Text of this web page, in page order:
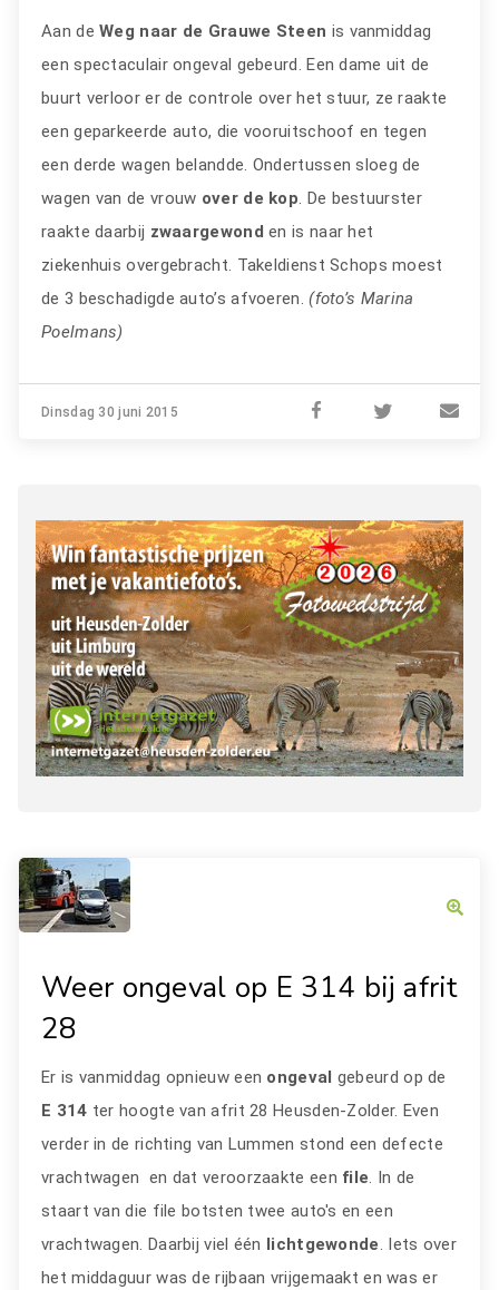
Aan deWeg naar de Grauwe Steen is vanmiddag
een spectaculair ongeval gebeurd. Een dame uit de
buurt verloor er de controle over het stuur, ze raakte
een geparkeerde auto, die vooruitschoof en tegen
een derde wagen belandde. Ondertussen sloeg de
wagen van de vrouw over de kop. De bestuurster
raakte daarbij zwaargewonden is naar het
ziekenhuis overgebracht. Takeldienst Schops moest
de 3 beschadigde auto’s afvoeren.(foto’s Marina
Poelmans)
Dinsdag 30 juni 2015
Weer ongeval op E 314 bij afrit
28
Er is vanmiddag opnieuw een ongeval gebeurd op de
E 314 ter hoogte van afrit 28 Heusden-Zolder. Even
verder in de richting van Lummen stond een defecte
vrachtwagen en dat veroorzaakte een file. In de
staart van die file botsten twee auto's en een
vrachtwagen. Daarbij viel één lichtgewonde. Iets over
het middaguur was de rijbaan vrijgemaakt en was er